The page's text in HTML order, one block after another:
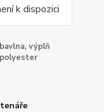
k dispozici
výplň